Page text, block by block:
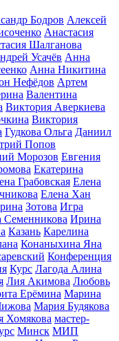
Бодров Алексей
Анастасия
Шалганова
Усачёв Анна
Анна Никитина
Нефёдов Артем
Валентина
Виктория Аверкиева
Виктория
Гудкова Ольга Даниил
Попов
Морозов Евгения
Екатерина
Грабовская Елена
Елена Хан
Зотова Игра
Ирина
Казань Карелина
Конаныхина Яна
Конференция
Курс Лагода Алина
Лия Акимова Любовь
Ерёмина Марина
Мария Будякова
Хомякова мастер-
Минск МИП